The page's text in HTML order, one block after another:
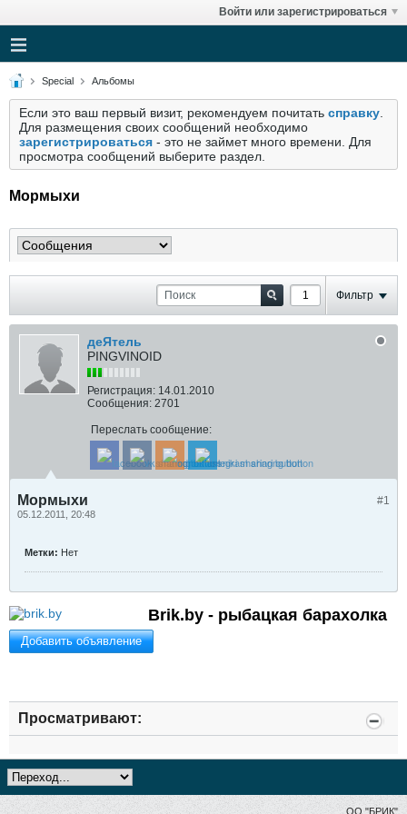
Войти или зарегистрироваться
Special Альбомы
Если это ваш первый визит, рекомендуем почитать справку
Для размещения своих сообщений необходимо
зарегистрироваться - это не займет много времени. Для
просмотра сообщений выберите раздел.
Мормыхи
Фильтр
деЯтель
PINGVINOID
Регистрация: 14.01.2010
Сообщения: 2701
Переслать сообщение:
#1
Мормыхи
05.12.2011, 20:48
Метки: Нет
Brik.by - рыбацкая барахолка
Добавить объявление
Просматривают:
ОО "БРИК"